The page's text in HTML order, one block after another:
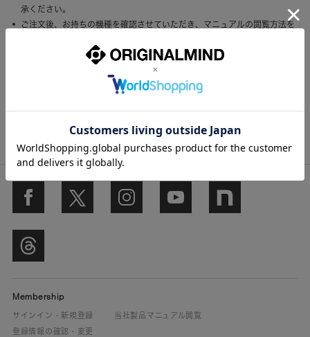
承ください。
ご注文後、お持ちの機種を確認させていただき、マニュアルの閲覧方法を
大変申し訳ございませんが、オークション等で第三者から入手された製品
についての技術的サポートはできかねます。
一部生産終了品の消耗品・保守部品は入手できない場合がございます。保
Membership
サインイン・新規登録
当社製品マニュアル閲覧
登録情報の確認・変更